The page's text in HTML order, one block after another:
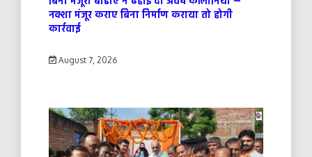
नक्शा मंजूर कराए बिना निर्माण कराया तो होगी
कार्रवाई
August 7, 2026